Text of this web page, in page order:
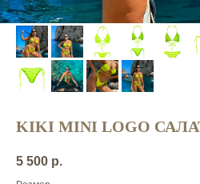
KIKI MINI LOGO
5 500 р.